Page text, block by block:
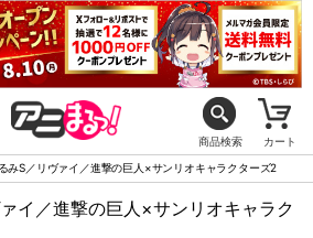
商品検索 カート
みS／リヴァイ／進撃の巨人×サンリオキャラクターズ2
イ／進撃の巨人×サンリオキャラク